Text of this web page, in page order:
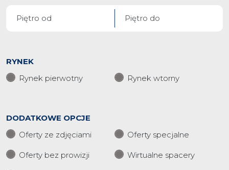
RYNEK
Rynek pierwotny
Rynek wtorny
DODATKOWE OPCJE
Oferty ze zdjęciami
Oferty specjalne
Oferty bez prowizji Wirtualne spacery